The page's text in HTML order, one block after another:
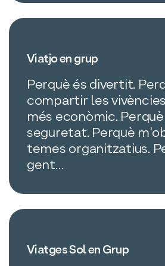
Viatjo en grup
Perquè és divertit.
compartir les
més econòmic.
seguretat. Perquè
temes organitzatius.
gent…
Viatges Sol en Grup